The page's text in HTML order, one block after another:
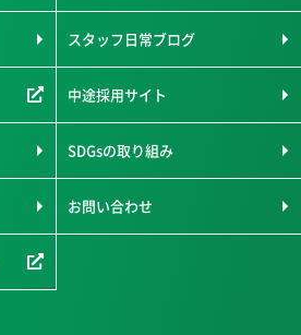
スタッフ日常ブログ
中途採用サイト
SDGsの取り組み
お問い合わせ